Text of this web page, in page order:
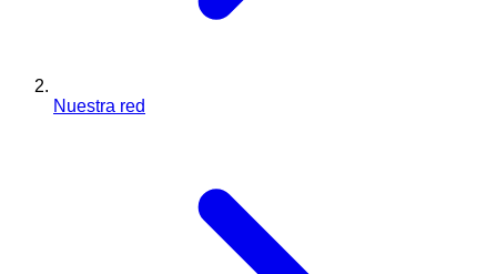
Nuestra red